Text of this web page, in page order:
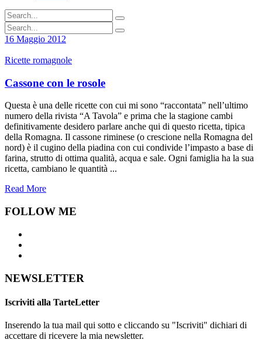
16 Maggio 2012
Ricette romagnole
Cassone con le rosole
Questa è una delle ricette con cui mi sono “raccontata” nell’ultimo
numero della rivista “A Tavola” e prima che la stagione cambi
definitivamente desidero parlare anche qui di questo ricetta, tipica
della Romagna. Il cassone riminese (o crescione nella Romagna del
nord) è il cugino della piadina con cui condivide l’impasto a base di
farina, strutto di ottima qualità, acqua e sale. Ogni famiglia ha la sua
ricetta, cambiano le quantità ...
Read More
FOLLOW ME
NEWSLETTER
Iscriviti alla TarteLetter
Inserendo la tua mail qui sotto e cliccando su "Iscriviti" dichiari di
accettare di ricevere la mia newsletter.